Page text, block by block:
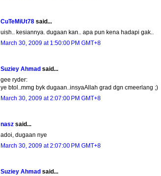
CuTeMiUt78 said...
uish.. kesiannya. dugaan kan.. apa pun kena hadapi gak..
March 30, 2009 at 1:50:00 PM GMT+8
Suziey Ahmad said...
gee ryder:
ye btol..mmg byk dugaan..insyaAllah grad dgn cmeerlang ;)
March 30, 2009 at 2:07:00 PM GMT+8
nasz said...
adoi, dugaan nye
March 30, 2009 at 2:07:00 PM GMT+8
Suziey Ahmad said...